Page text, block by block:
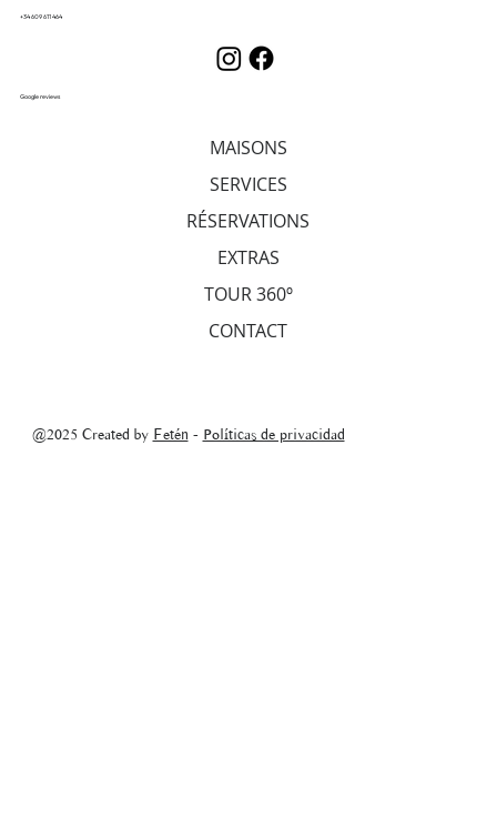
@2025 Created by Fetén - Políticas de privacidad
+34 609 611 464
Google reviews
MAISONS
SERVICES
RÉSERVATIONS
EXTRAS
TOUR 360º
CONTACT